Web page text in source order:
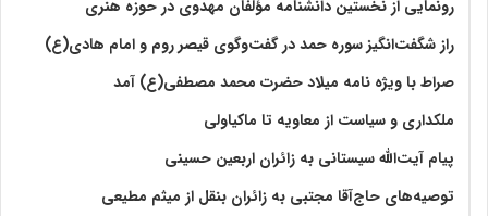
رونمایی از نخستین دانشنامه مؤلفان مهدوی در حوزه هنری
راز شگفت‌انگیز سوره حمد در گفت‌وگوی قیصر روم و امام هادی(ع)
صراط با ویژه نامه میلاد حضرت محمد مصطفی(ع) آمد
ملکداری و سیاست از معاویه تا ماکیاولی
پیام آیت‌الله سیستانی به زائران اربعین حسینی
توصیه‌های حاج‌آقا مجتبی به زائران بنقل از میثم مطیعی